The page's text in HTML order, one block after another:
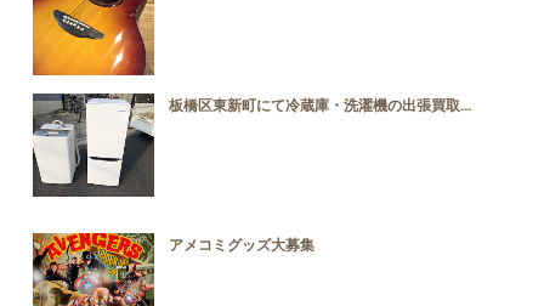
板橋区東新町にて冷蔵庫・洗濯機の出張買取...
アメコミグッズ大募集